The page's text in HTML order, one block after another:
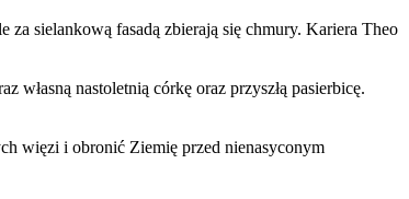
sielankową fasadą zbierają się chmury. Kariera Theo
nastoletnią córkę oraz przyszłą pasierbicę.
więzi i obronić Ziemię przed nienasyconym